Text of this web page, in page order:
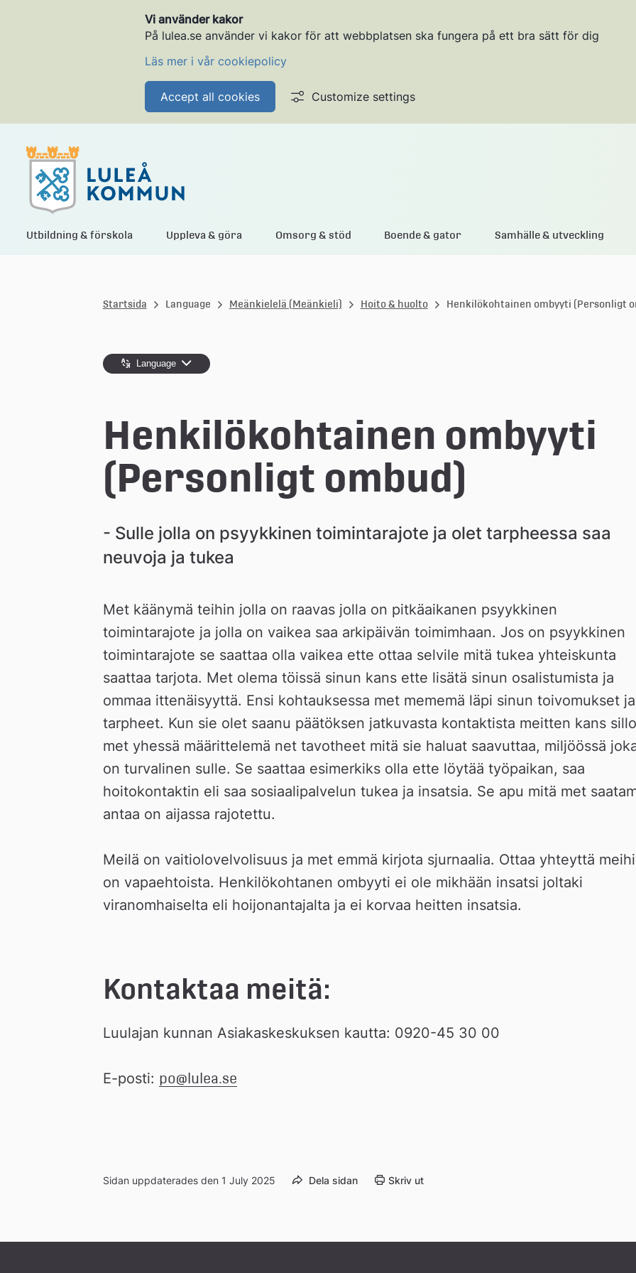
Vi använder kakor
På lulea.se använder vi kakor för att webbplatsen ska fungera på ett bra sätt för dig
Läs mer i vår cookiepolicy
Accept all cookies Customize settings
L
Utbildning & förskola Uppleva & göra Omsorg & stöd Boende & gator Samhälle & utveckling
Startsida Language Meänkielelä (Meänkieli) Hoito & huolto Henkilökohtainen ombyyti (Personligt
Language
Henkilökohtainen ombyyti
(Personligt ombud)
- Sulle jolla on psyykkinen toimintarajote ja olet tarpheessa saa
neuvoja ja tukea
Met käänymä teihin jolla on raavas jolla on pitkäaikanen psyykkinen
toimintarajote ja jolla on vaikea saa arkipäivän toimimhaan. Jos on psyykkinen
toimintarajote se saattaa olla vaikea ette ottaa selvile mitä tukea yhteiskunta
saattaa tarjota. Met olema töissä sinun kans ette lisätä sinun osalistumista ja
ommaa ittenäisyyttä. Ensi kohtauksessa met mememä läpi sinun toivomukset ja
tarpheet. Kun sie olet saanu päätöksen jatkuvasta kontaktista meitten kans
met yhessä määrittelemä net tavotheet mitä sie haluat saavuttaa, miljöössä
on turvalinen sulle. Se saattaa esimerkiks olla ette löytää työpaikan, saa
hoitokontaktin eli saa sosiaalipalvelun tukea ja insatsia. Se apu mitä met
antaa on aijassa rajotettu.
Meilä on vaitiolovelvolisuus ja met emmä kirjota sjurnaalia. Ottaa yhteyttä
on vapaehtoista. Henkilökohtanen ombyyti ei ole mikhään insatsi joltaki
viranomhaiselta eli hoijonantajalta ja ei korvaa heitten insatsia.
Kontaktaa meitä:
Luulajan kunnan Asiakaskeskuksen kautta: 0920-45 30 00
E-posti: po@lulea.se
Sidan uppdaterades den 1 July 2025 Dela sidan Skriv ut